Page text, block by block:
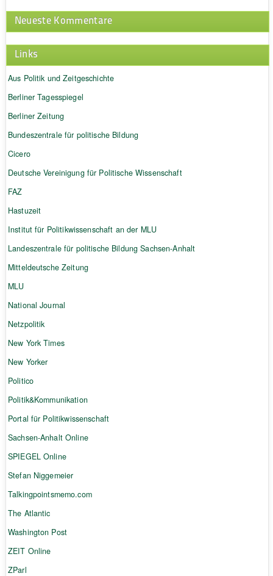
Neueste Kommentare
Links
Aus Politik und Zeitgeschichte
Berliner Tagesspiegel
Berliner Zeitung
Bundeszentrale für politische Bildung
Cicero
Deutsche Vereinigung für Politische Wissenschaft
FAZ
Hastuzeit
Institut für Politikwissenschaft an der MLU
Landeszentrale für politische Bildung Sachsen-Anhalt
Mitteldeutsche Zeitung
MLU
National Journal
Netzpolitik
New York Times
New Yorker
Politico
Politik&Kommunikation
Portal für Politikwissenschaft
Sachsen-Anhalt Online
SPIEGEL Online
Stefan Niggemeier
Talkingpointsmemo.com
The Atlantic
Washington Post
ZEIT Online
ZParl